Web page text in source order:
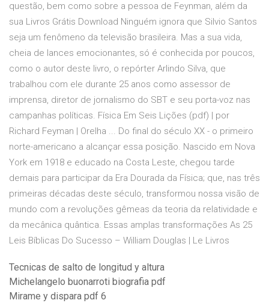
questão, bem como sobre a pessoa de Feynman, além da
sua Livros Grátis Download Ninguém ignora que Silvio Santos
seja um fenômeno da televisão brasileira. Mas a sua vida,
cheia de lances emocionantes, só é conhecida por poucos,
como o autor deste livro, o repórter Arlindo Silva, que
trabalhou com ele durante 25 anos como assessor de
imprensa, diretor de jornalismo do SBT e seu porta-voz nas
campanhas políticas. Física Em Seis Lições (pdf) | por
Richard Feyman | Orelha ... Do final do século XX - o primeiro
norte-americano a alcançar essa posição. Nascido em Nova
York em 1918 e educado na Costa Leste, chegou tarde
demais para participar da Era Dourada da Física; que, nas três
primeiras décadas deste século, transformou nossa visão de
mundo com a revoluções gêmeas da teoria da relatividade e
da mecânica quântica. Essas amplas transformações As 25
Leis Bíblicas Do Sucesso – William Douglas | Le Livros
Tecnicas de salto de longitud y altura
Michelangelo buonarroti biografia pdf
Mirame y dispara pdf 6